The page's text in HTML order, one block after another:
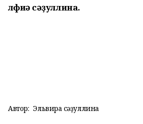
Әлфиә Әсәҙуллина.
Автор: Эльвира Әсәҙуллина